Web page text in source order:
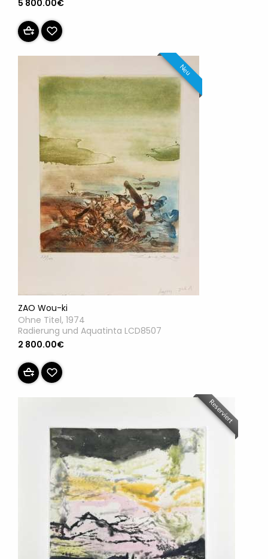
5 800.00€
Neu
ZAO Wou-ki
Ohne Titel, 1974
Radierung und Aquatinta LCD8507
2 800.00€
Reserviert